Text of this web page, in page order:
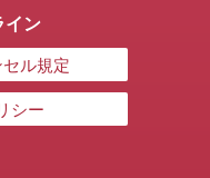
イン
ル規定
シー